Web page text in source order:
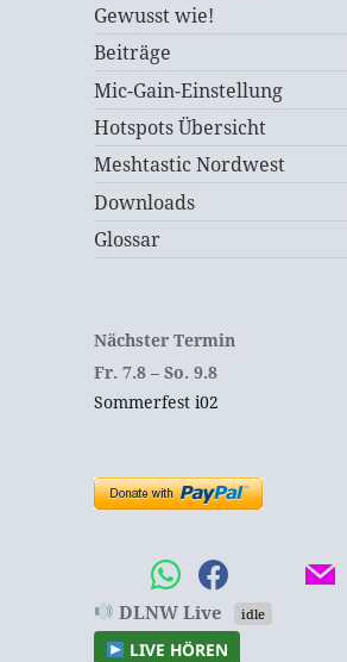
Gewusst wie!
Beiträge
Mic-Gain-Einstellung
Hotspots Übersicht
Meshtastic Nordwest
Downloads
Glossar
Nächster Termin
Fr. 7.8 –So. 9.8
Sommerfest i02
DLNW Live idle
LIVE HÖREN